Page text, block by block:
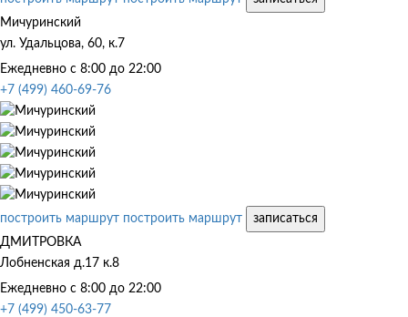
Мичуринский
ул. Удальцова, 60, к.7
Ежедневно с 8:00 до 22:00
+7 (499) 460-69-76
построить маршрут построить маршрут
записаться
ДМИТРОВКА
Лобненская д.17 к.8
Ежедневно с 8:00 до 22:00
+7 (499) 450-63-77